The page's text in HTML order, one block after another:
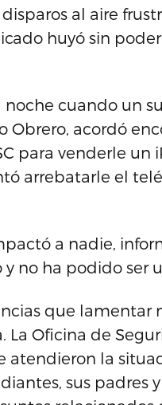
al aire
huyó sin
noche cuando un
Obrero, acordó
para venderle un
arrebatarle el
a nadie,
no ha podido ser
que lamentar
Oficina de
atendieron la
sus padres